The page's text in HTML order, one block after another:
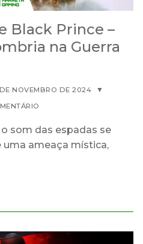
Black Prince –
na Guerra
NOVEMBRO DE 2024
▼
som das espadas se
uma ameaça mística,